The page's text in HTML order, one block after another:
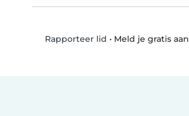
Rapporteer lid • Meld je gratis aan